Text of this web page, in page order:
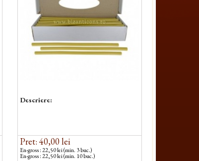
Descriere:
Pret: 40,00 lei
En-gross : 22,50 lei (min. 3 buc.)
En-gross : 22,50 lei (min. 10 buc.)